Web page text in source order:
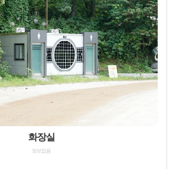
화장실
정보없음